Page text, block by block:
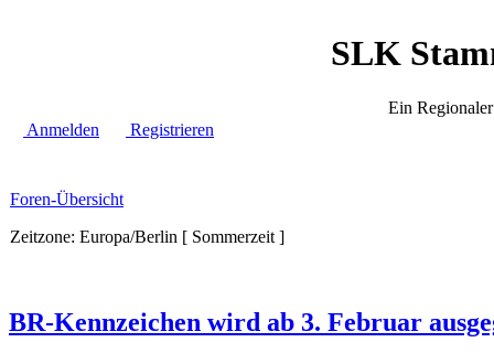
SLK
Ein
Anmelden
Registrieren
Foren-Übersicht
Zeitzone: Europa/Berlin [ Sommerzeit ]
BR-Kennzeichen wird ab 3. Februar